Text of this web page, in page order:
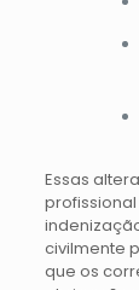
Essas
civilmente
que os